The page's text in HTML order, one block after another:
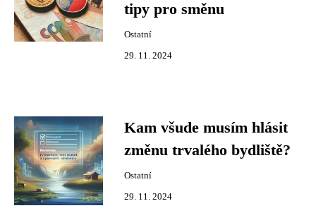
tipy pro směnu
Ostatní
29. 11. 2024
Kam všude musím hlásit
změnu trvalého bydliště?
Ostatní
29. 11. 2024